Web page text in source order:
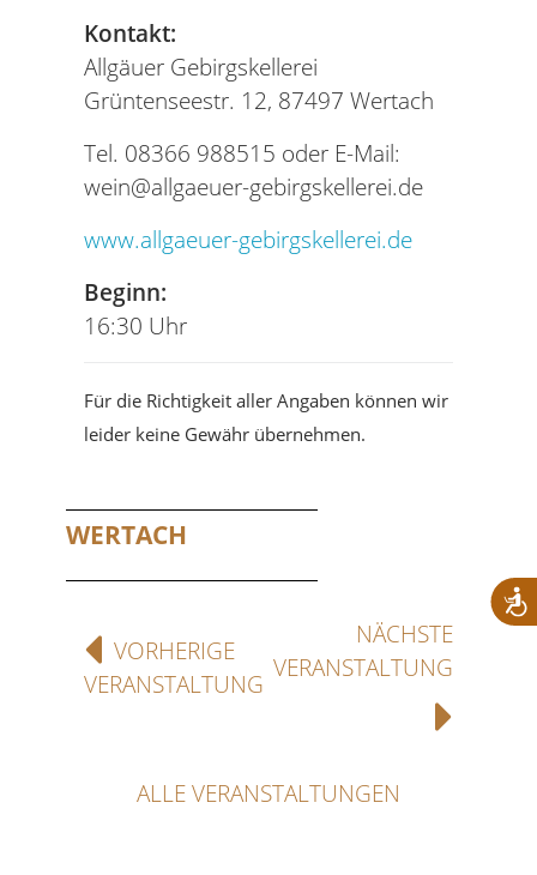
Kontakt:
Allgäuer Gebirgskellerei
Grüntenseestr. 12, 87497 Wertach
Tel. 08366 988515 oder E-Mail:
wein@allgaeuer-gebirgskellerei.de
www.allgaeuer-gebirgskellerei.de
Beginn:
16:30 Uhr
Für die Richtigkeit aller Angaben können wir
leider keine Gewähr übernehmen.
WERTACH
VORHERIGE
VERANSTALTUNG
NÄCHSTE
VERANSTALTUNG
ALLE VERANSTALTUNGEN